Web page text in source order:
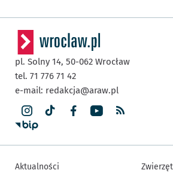
pl. Solny 14, 50-062 Wrocław
tel. 71 776 71 42
e-mail: redakcja@araw.pl
Aktualności